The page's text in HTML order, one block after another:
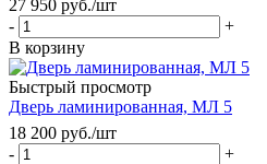
27 950 руб./шт
-
+
В корзину
Быстрый просмотр
Дверь ламинированная, МЛ 5
18 200 руб./шт
-
+